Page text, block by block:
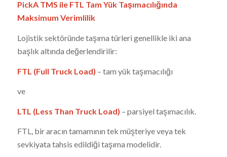
PickA TMS ile FTL Tam Yük Taşımacılığında
Maksimum Verimlilik
Lojistik sektöründe taşıma türleri genellikle iki ana
başlık altında değerlendirilir:
FTL (Full Truck Load) – tam yük taşımacılığı
ve
LTL (Less Than Truck Load) – parsiyel taşımacılık.
FTL, bir aracın tamamının tek müşteriye veya tek
sevkiyata tahsis edildiği taşıma modelidir.